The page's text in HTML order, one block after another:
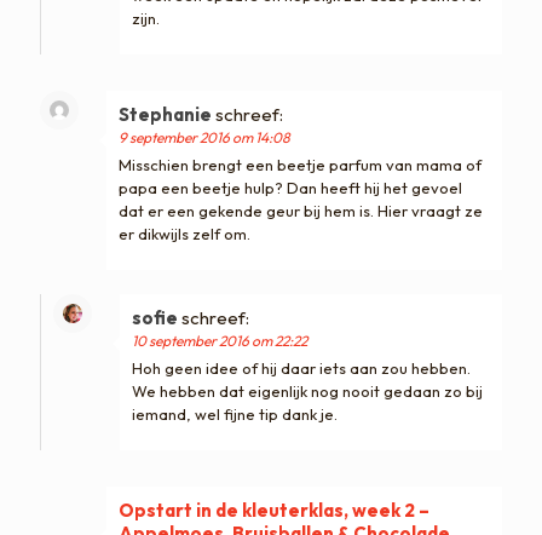
zijn.
Stephanie schreef:
9 september 2016 om 14:08
Misschien brengt een beetje parfum van mama of
papa een beetje hulp? Dan heeft hij het gevoel
dat er een gekende geur bij hem is. Hier vraagt ze
er dikwijls zelf om.
sofie schreef:
10 september 2016 om 22:22
Hoh geen idee of hij daar iets aan zou hebben.
We hebben dat eigenlijk nog nooit gedaan zo bij
iemand, wel fijne tip dank je.
Opstart in de kleuterklas, week 2 –